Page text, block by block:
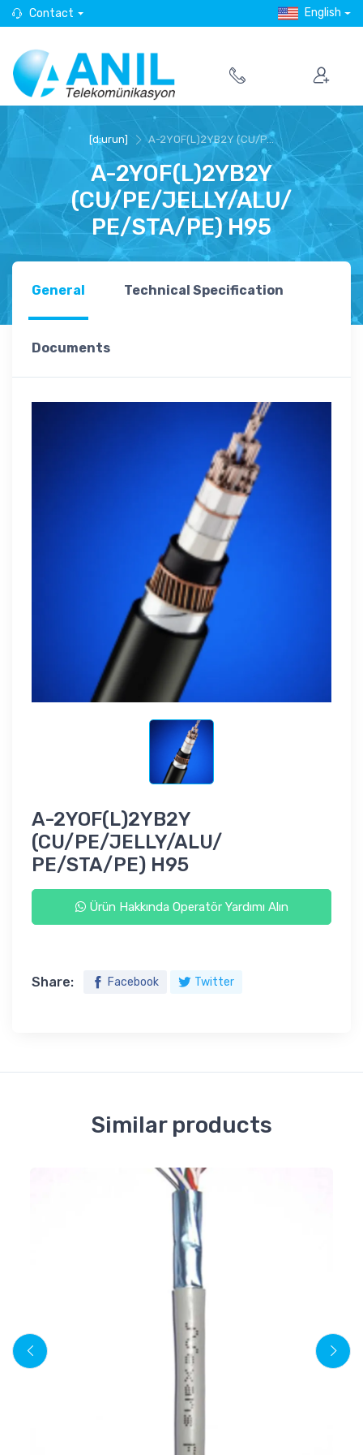
Contact English
[d:urun] A-2YOF(L)2YB2Y (CU/P...
A-2YOF(L)2YB2Y
(CU/PE/JELLY/ALU/
PE/STA/PE) H95
General Technical Specification
Documents
A-2YOF(L)2YB2Y
(CU/PE/JELLY/ALU/
PE/STA/PE) H95
Ürün Hakkında Operatör Yardımı Alın
Share: Facebook Twitter
Similar products